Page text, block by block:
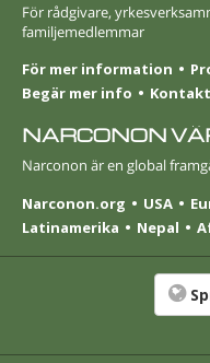
För rådgivare,
familjemedlemmar
För mer information
Begär mer info
NARCONON
Narconon är en global
Narconon.org
USA
Latinamerika
Nepal